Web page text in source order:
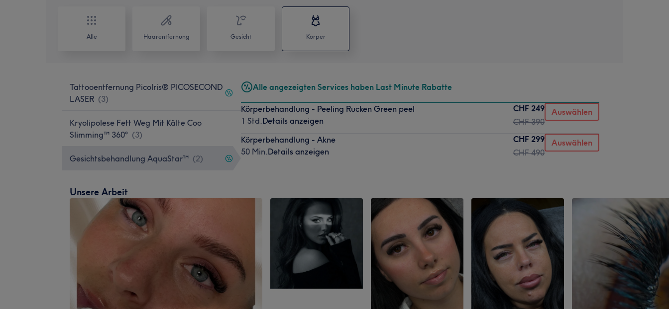
Alle Haarentfernung Gesicht Körper
Tattooentfernung Picolris® PICOSECOND
LASER (3)
Kryolipolese Fett Weg Mit Kälte Coo
Slimming™ 360° (3)
Gesichtsbehandlung AquaStar™ (2)
Alle angezeigten Services haben Last Minute Rabatte
Körperbehandlung - Peeling Rucken Green peel
1 Std.Details anzeigen
CHF 249
CHF 390
Auswählen
Körperbehandlung - Akne
50 Min.Details anzeigen
CHF 299
CHF 490
Auswählen
Unsere Arbeit